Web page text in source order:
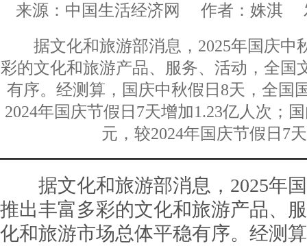
来源：中国生活经济网 作者：姝淇
据文化和旅游部消息，2025年国庆中
彩的文化和旅游产品、服务、活动，全国
有序。经测算，国庆中秋假日8天，全国
2024年国庆节假日7天增加1.23亿人次；
元，较2024年国庆节假日7
据文化和旅游部消息，2025年国
推出丰富多彩的文化和旅游产品、
化和旅游市场总体平稳有序。经测